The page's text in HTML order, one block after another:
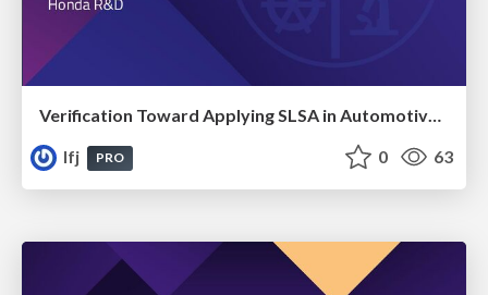
Verification Toward Applying SLSA in Automotive IVI Software Development
lfj
PRO 0 63